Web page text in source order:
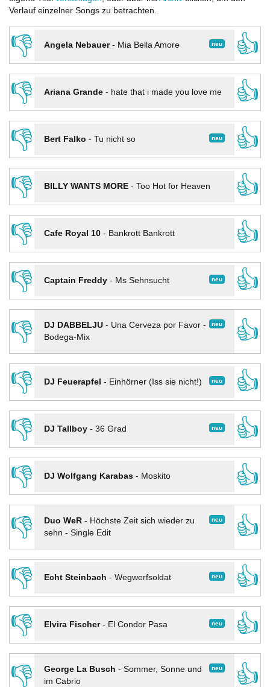
Verlauf einzelner Songs zu betrachten.
👎 neu
Angela Nebauer- Mia Bella Amore
👍
👎
Ariana Grande- hate that i made you love me
👍
👎
neu
Bert Falko - Tu nicht so
👍
👎
BILLY WANTS MORE- Too Hot for Heaven
👍
👎
Cafe Royal 10- Bankrott Bankrott
👍
👎
neu
Captain Freddy- Ms Sehnsucht
👍
👎
neu
DJ DABBELJU- Una Cerveza por Favor -
Bodega-Mix
👍
👎
neu
DJ Feuerapfel - Einhörner (Iss sie nicht!)
👍
👎
neu
DJ Tallboy- 36 Grad
👍
👎
DJ Wolfgang Karabas- Moskito
👍
👎
neu
Duo WeR- Höchste Zeit sich wieder zu
sehn - Single Edit
👍
👎
neu
Echt Steinbach - Wegwerfsoldat
👍
👎
neu
Elvira Fischer- El Condor Pasa
👍
👎
neu
George La Busch - Sommer, Sonne und
im Cabrio
👍